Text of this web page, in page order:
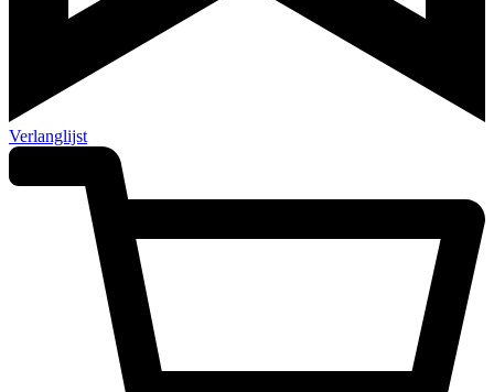
Verlanglijst